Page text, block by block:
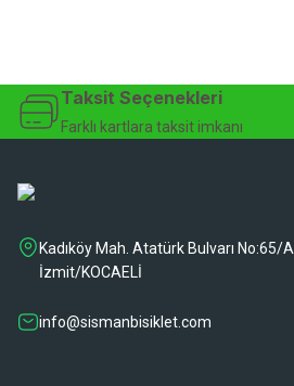
A... A... | 01/07/2026
sipariş sonrası 2 iş gününde ürünler
Her şey kusursuzdu çok memnun
Taksit Seçenekleri
Farklı kartlara taksit imkanı
Kadıköy Mah. Atatürk Bulvarı No:65/A
İzmit/KOCAELİ
info@sismanbisiklet.com